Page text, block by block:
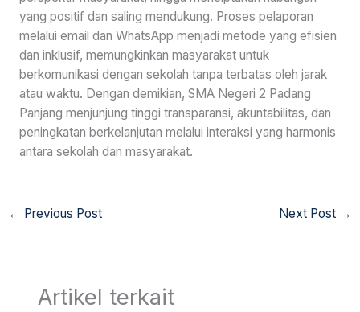
yang positif dan saling mendukung. Proses pelaporan
melalui email dan WhatsApp menjadi metode yang efisien
dan inklusif, memungkinkan masyarakat untuk
berkomunikasi dengan sekolah tanpa terbatas oleh jarak
atau waktu. Dengan demikian, SMA Negeri 2 Padang
Panjang menjunjung tinggi transparansi, akuntabilitas, dan
peningkatan berkelanjutan melalui interaksi yang harmonis
antara sekolah dan masyarakat.
← Previous Post Next Post →
Artikel terkait